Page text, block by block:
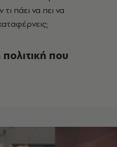
πάει να πει να
που